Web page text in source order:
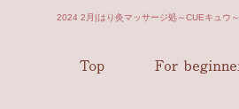
2024 2月|はり灸マッサージ処～CUEキュウ～